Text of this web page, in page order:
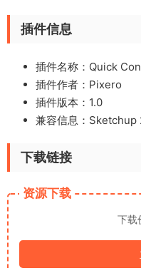
插件信息
插件名称：Quick
插件作者：Pixero
插件版本：1.0
兼容信息：Sketchup
下载链接
资源下载
下载